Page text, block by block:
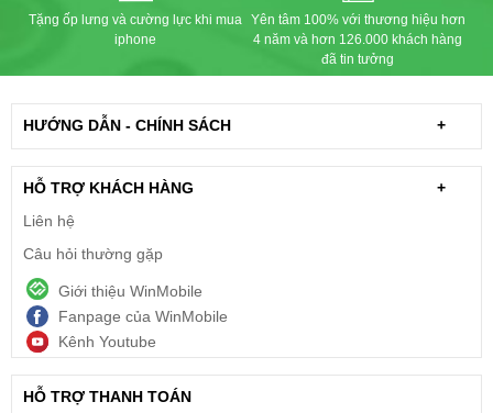
Tặng ốp lưng và cường lực khi mua
iphone
Yên tâm 100% với thương hiệu hơn
4 năm và hơn 126.000 khách hàng
đã tin tưởng
HƯỚNG DẪN - CHÍNH SÁCH +
HỖ TRỢ KHÁCH HÀNG
+
Liên hệ
Câu hỏi thường gặp
Giới thiệu WinMobile
Fanpage của WinMobile
Kênh Youtube
HỖ TRỢ THANH TOÁN